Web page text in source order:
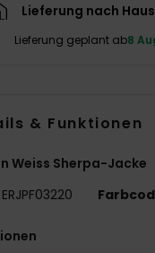
Lieferung nach
Lieferung geplant ab8
& Funktionen
Weiss Sherpa-Jacke
ERJPF03220